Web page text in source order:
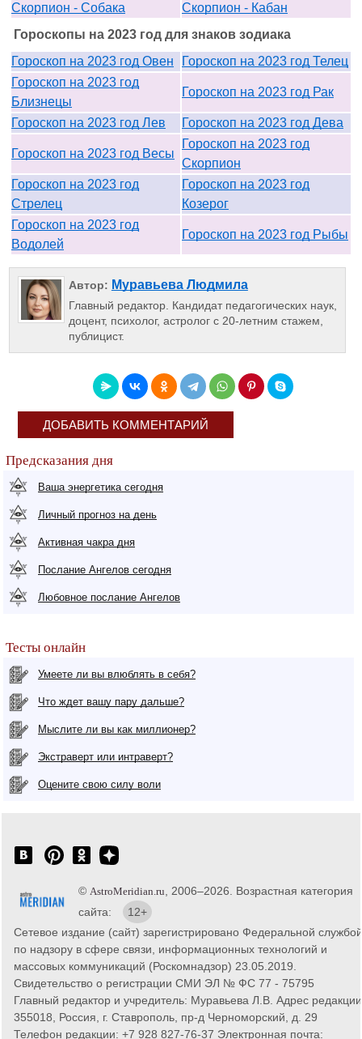
Скорпион - Собака
Скорпион - Кабан
Гороскопы на 2023 год для знаков зодиака
Гороскоп на 2023 год Овен
Гороскоп на 2023 год Телец
Гороскоп на 2023 год
Близнецы
Гороскоп на 2023 год Рак
Гороскоп на 2023 год Лев Гороскоп на 2023 год Дева
Гороскоп на 2023 год Весы
Гороскоп на 2023 год
Скорпион
Гороскоп на 2023 год
Стрелец
Гороскоп на 2023 год
Козерог
Гороскоп на 2023 год
Водолей
Гороскоп на 2023 год Рыбы
Автор: Муравьева Людмила
Главный редактор. Кандидат педагогических наук,
доцент, психолог, астролог с 20-летним стажем,
публицист.
ДОБАВИТЬ КОММЕНТАРИЙ
Предсказания дня
Ваша энергетика сегодня
Личный прогноз на день
Активная чакра дня
Послание Ангелов сегодня
Любовное послание Ангелов
Тесты онлайн
Умеете ли вы влюблять в себя?
Что ждет вашу пару дальше?
Мыслите ли вы как миллионер?
Экстраверт или интраверт?
Оцените свою силу воли
© AstroMeridian.ru , 2006–2026. Возрастная категория
сайта:
12+
Сетевое издание (сайт) зарегистрировано Федеральной службой
по надзору в сфере связи, информационных технологий и
массовых коммуникаций (Роскомнадзор) 23.05.2019.
Свидетельство о регистрации СМИ ЭЛ № ФС 77 - 75795
Главный редактор и учредитель: Муравьева Л.В. Адрес
355018, Россия, г. Ставрополь, пр-д Черноморский, д. 29
Телефон редакции: +7 928 827-76-37 Электронная почта: